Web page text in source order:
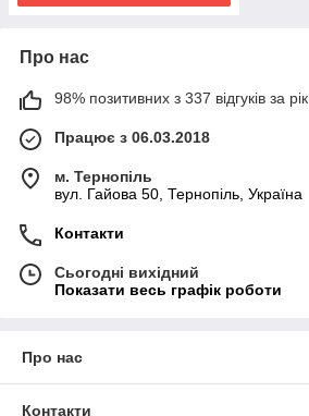
Про нас
98% позитивних з 337 відгуків за рік
Працює з 06.03.2018
м. Тернопіль
вул. Гайова 50, Тернопіль, Україна
Контакти
Сьогодні вихідний
Показати весь графік роботи
Про нас
Контакти